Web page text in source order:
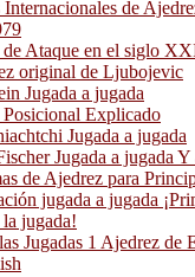
Internacionales de
Ataque en el siglo
original de Ljubojevic
Jugada a jugada
Explicado
Jugada a jugada
Jugada a jugada Y
de Ajedrez para
jugada a jugada
la jugada!
Jugadas 1 Ajedrez de